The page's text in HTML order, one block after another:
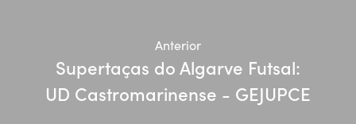
Anterior
Supertaças do Algarve Futsal:
UD Castromarinense - GEJUPCE